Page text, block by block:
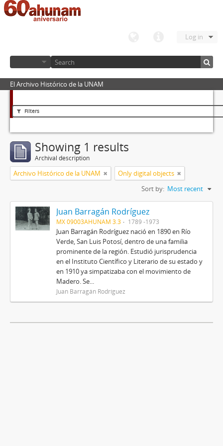
Log in
El Archivo Histórico de la UNAM
Filters
Showing 1 results
Archival description
Archivo Histórico de la UNAM
Only digital objects
Sort by: Most recent
Juan Barragán Rodríguez
MX 09003AHUNAM 3.3 1789 -1973
Juan Barragán Rodríguez nació en 1890 en Río
Verde, San Luis Potosí, dentro de una familia
prominente de la región. Estudió jurisprudencia
en el Instituto Científico y Literario de su estado y
en 1910 ya simpatizaba con el movimiento de
Madero. Se...
Juan Barragán Rodríguez